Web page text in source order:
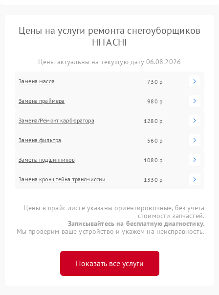
Цены на услуги ремонта снегоуборщиков
HITACHI
Цены актуальны на текущую дату 06.08.2026
Замена масла 730 р
Замена праймера 980 р
Замена/Pемонт карбюратора 1280 р
Замена фильтра 560 р
Замена подшипников 1080 р
Замена кронштейна трансмиссии 1330 р
Цены в прайс-листе указаны ориентировочные, без учета
стоимости запчастей.
Записывайтесь на бесплатную диагностику.
Мы проверим ваше устройство и укажем на неисправность.
Показать все услуги